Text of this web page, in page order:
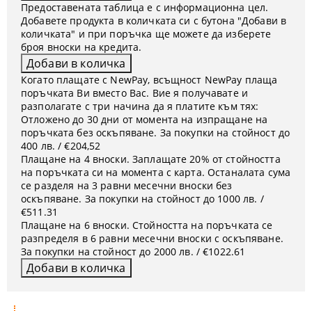
Предоставената таблица е с информационна цел.
Добавете продукта в количката си с бутона "Добави в
количката" и при поръчка ще можете да изберете
броя вноски на кредита.
Когато плащате с NewPay, всъщност NewPay плаща
поръчката Ви вместо Вас. Вие я получавате и
разполагате с три начина да я платите към тях:
Отложено до 30 дни от момента на изпращане на
поръчката без оскъпяване. За покупки на стойност до
400 лв. / €204,52
Плащане на 4 вноски. Заплащате 20% от стойността
на поръчката си на момента с карта. Останалата сума
се разделя на 3 равни месечни вноски без
оскъпяване. За покупки на стойност до 1000 лв. /
€511.31
Плащане на 6 вноски. Стойността на поръчката се
разпределя в 6 равни месечни вноски с оскъпяване.
За покупки на стойност до 2000 лв. / €1022.61